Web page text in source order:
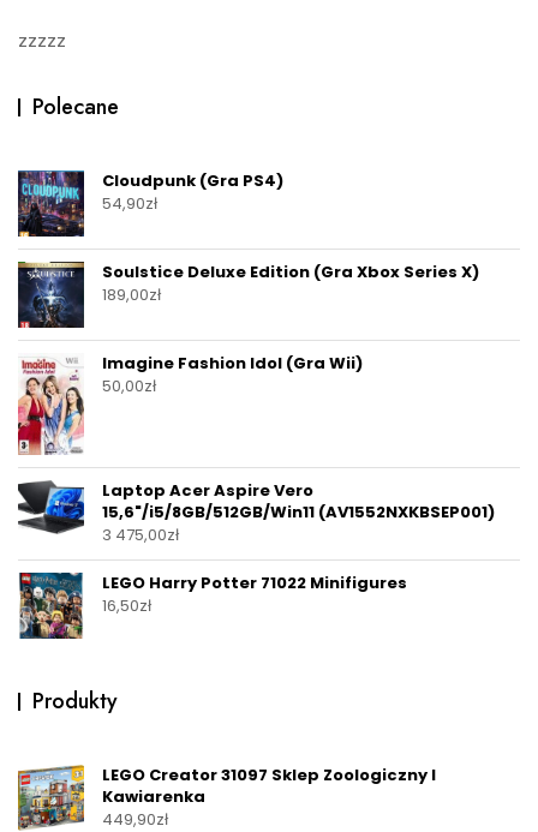
zzzzz
Polecane
Cloudpunk (Gra PS4)
54,90zł
Soulstice Deluxe Edition (Gra Xbox Series X)
189,00zł
Imagine Fashion Idol (Gra Wii)
50,00zł
Laptop Acer Aspire Vero
15,6"/i5/8GB/512GB/Win11 (AV1552NXKBSEP001)
3 475,00zł
LEGO Harry Potter 71022 Minifigures
16,50zł
Produkty
LEGO Creator 31097 Sklep Zoologiczny I
Kawiarenka
449,90zł